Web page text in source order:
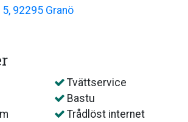
92295 Granö
Tvättservice
Bastu
Trådlöst internet